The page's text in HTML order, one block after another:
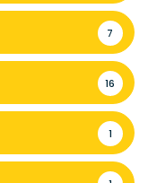
7
16
1